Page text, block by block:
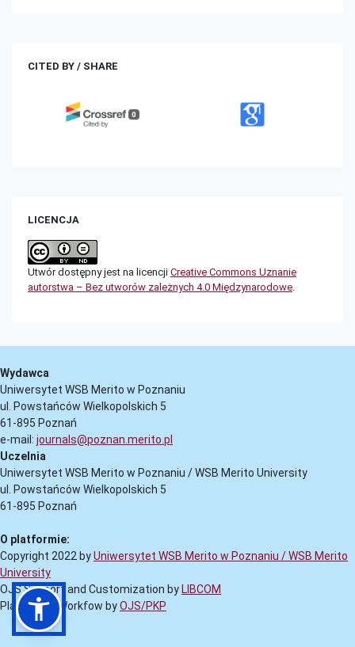
CITED BY / SHARE
0
LICENCJA
Utwór dostępny jest na licencji Creative Commons Uznanie
autorstwa – Bez utworów zależnych 4.0 Międzynarodowe.
Wydawca
Uniwersytet WSB Merito w Poznaniu
ul. Powstańców Wielkopolskich 5
61-895 Poznań
e-mail: journals@poznan.merito.pl
Uczelnia
Uniwersytet WSB Merito w Poznaniu / WSB Merito University
ul. Powstańców Wielkopolskich 5
61-895 Poznań
O platformie:
Copyright 2022 byUniwersytet WSB Merito w Poznaniu / WSB Merito
University
OJS Support and Customization by LIBCOM
Platform & Workfow byOJS/PKP